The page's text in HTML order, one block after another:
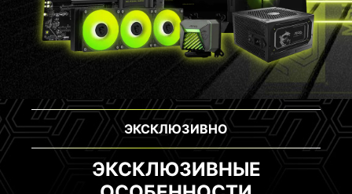
ЭКСКЛЮЗИВНО
ЭКСКЛЮЗИВНЫЕ